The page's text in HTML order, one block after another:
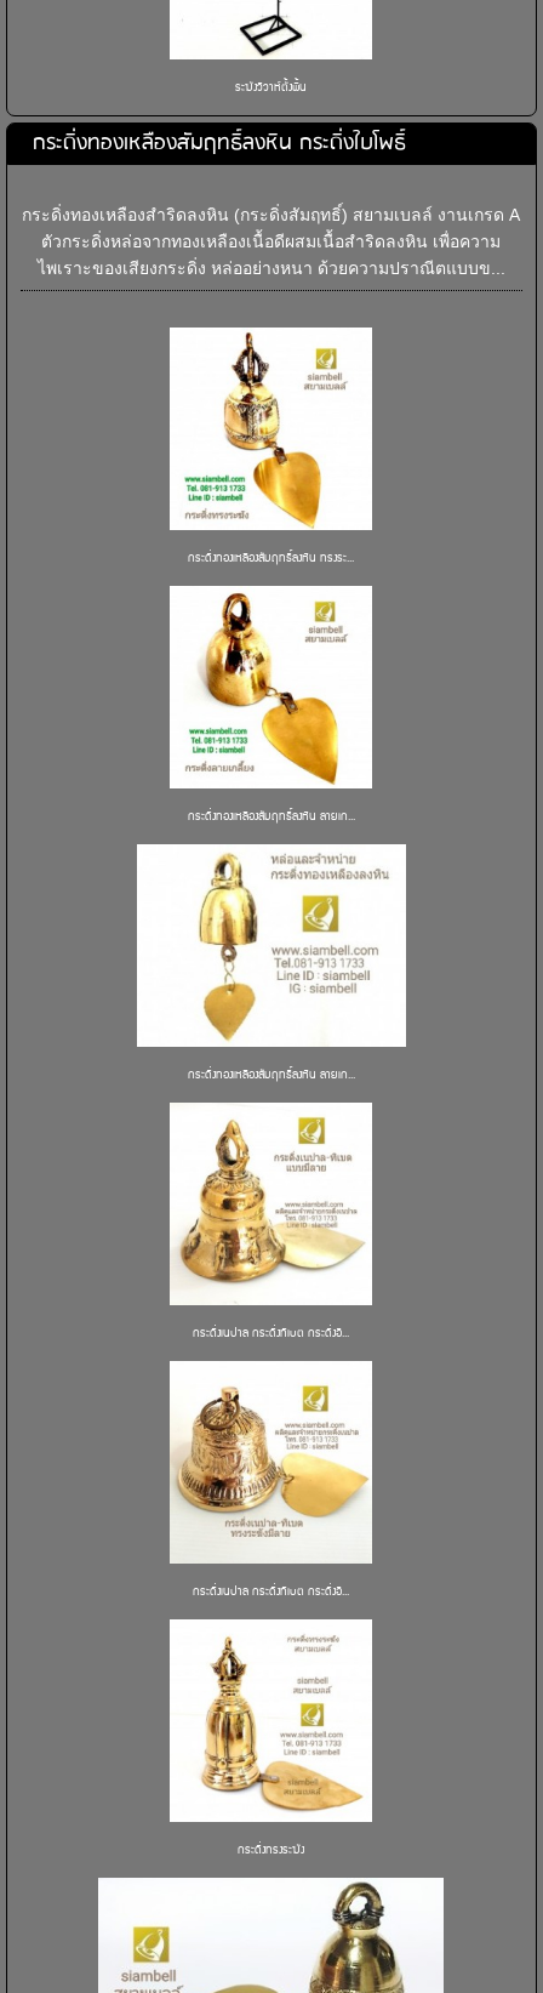
ระฆังวิวาห์ตั้งพื้น
กระดิ่งทองเหลืองสัมฤทธิ์ลงหิน กระดิ่งใบโพธิ์
กระดิ่งทองเหลืองสำริดลงหิน (กระดิ่งสัมฤทธิ์) สยามเบลล์ งานเกรด A
ตัวกระดิ่งหล่อจากทองเหลืองเนื้อดีผสมเนื้อสำริดลงหิน เพื่อความ
ไพเราะของเสียงกระดิ่ง หล่ออย่างหนา ด้วยความปราณีตแบบข...
กระดิ่งทองเหลืองสัมฤทธิ์ลงหิน ทรงระ...
กระดิ่งทองเหลืองสัมฤทธิ์ลงหิน ลายเก...
กระดิ่งทองเหลืองสัมฤทธิ์ลงหิน ลายเก...
กระดิ่งเนปาล กระดิ่งทิเบต กระดิ่งอิ...
กระดิ่งเนปาล กระดิ่งทิเบต กระดิ่งอิ...
กระดิ่งทรงระฆัง